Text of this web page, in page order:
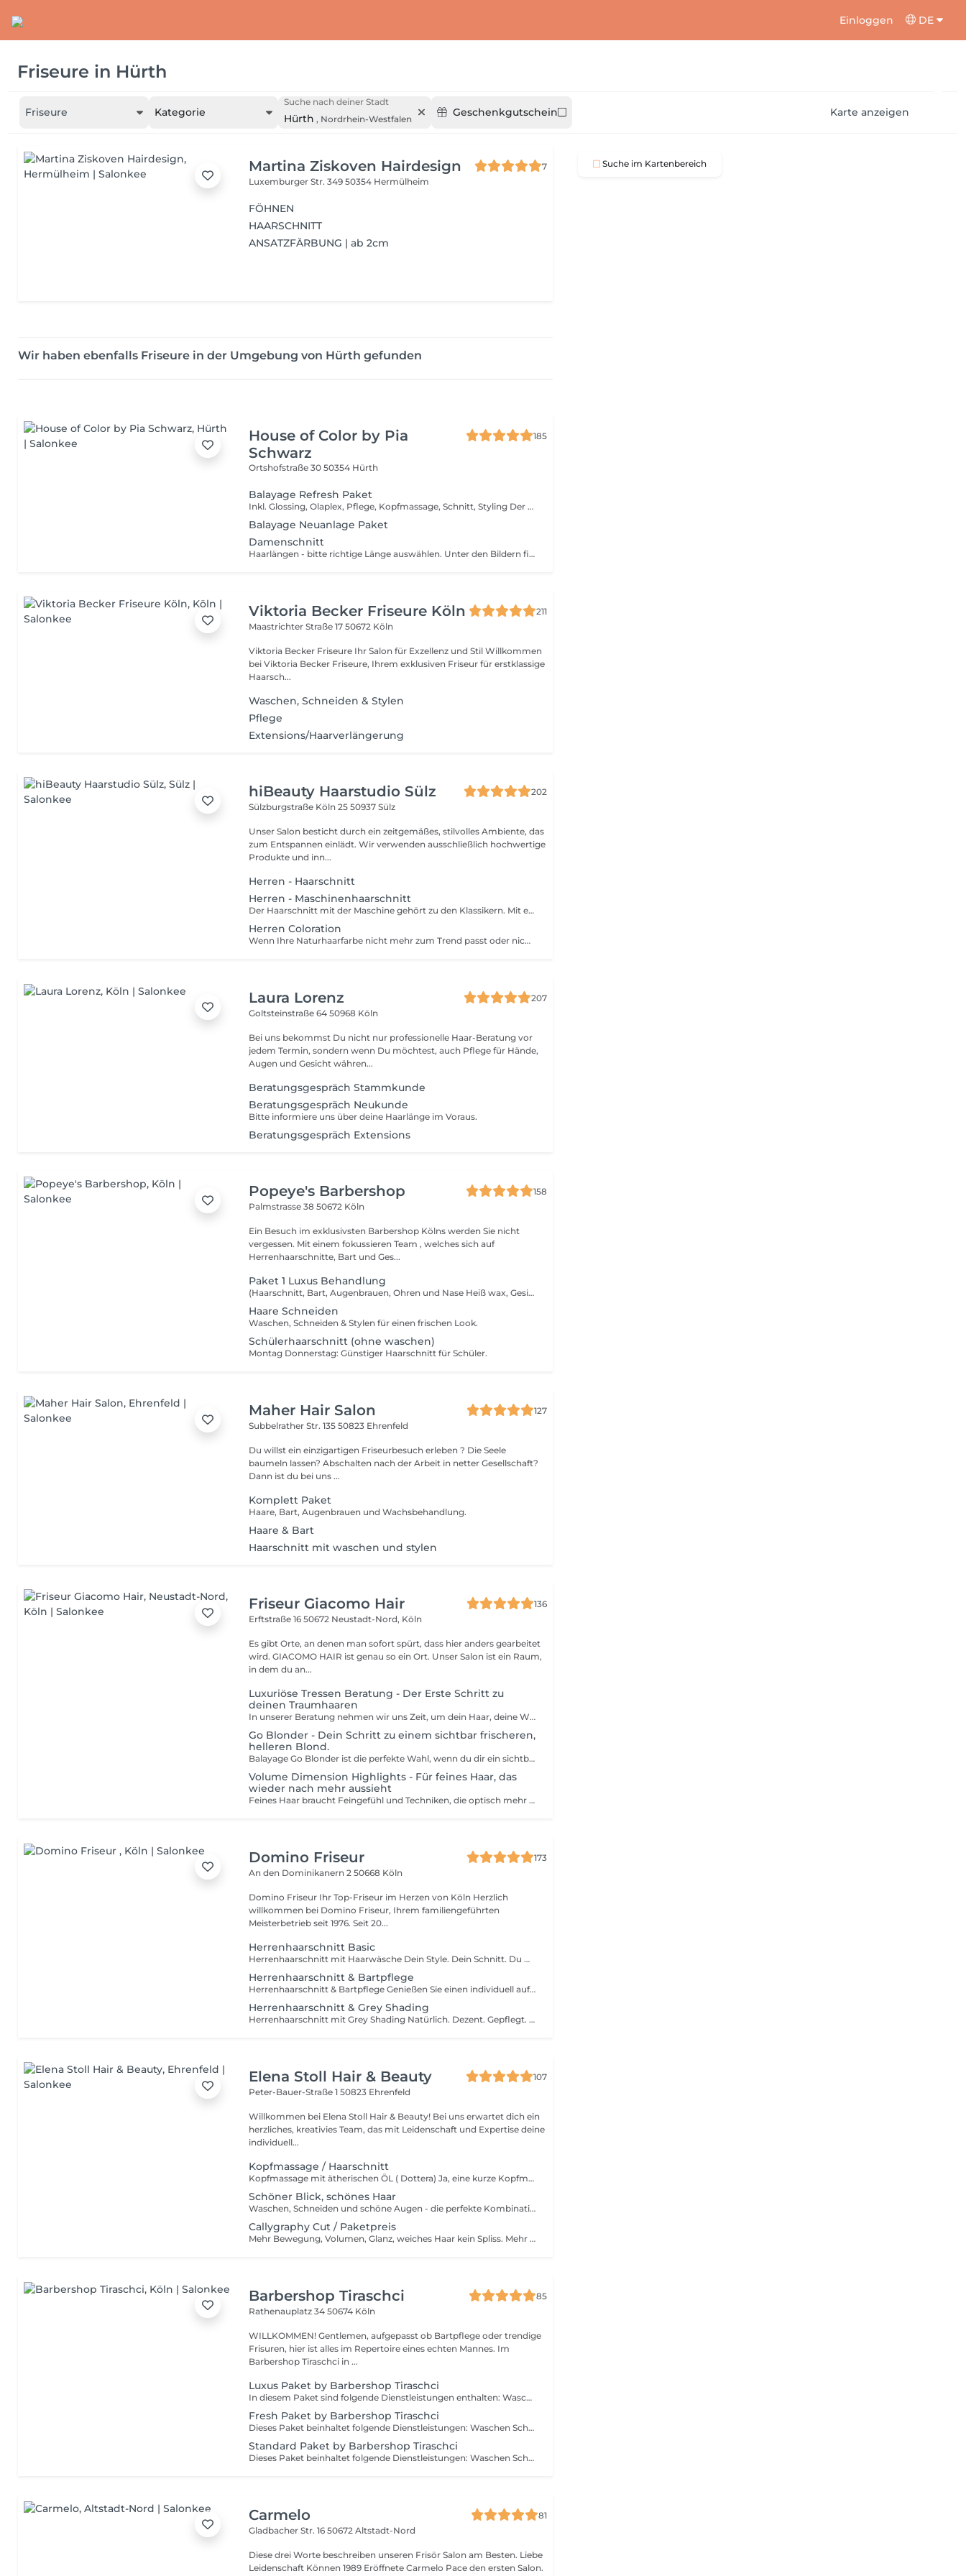
Einloggen DE
Friseure in Hürth
Friseure Kategorie
Suche nach deiner Stadt
Hürth , Nordrhein-Westfalen
Geschenkgutschein Karte anzeigen
Martina Ziskoven Hairdesign
7
Luxemburger Str. 34950354 Hermülheim
FÖHNEN
HAARSCHNITT
ANSATZFÄRBUNG | ab 2cm
Wir haben ebenfalls Friseure in der Umgebung von Hürth gefunden
House of Color by Pia
Schwarz
185
Ortshofstraße 3050354 Hürth
Balayage Refresh Paket
Inkl. Glossing, Olaplex, Pflege, Kopfmassage, Schnitt, Styling Der Preis kann variieren, je nach Haarlänge-, und dicke
Balayage Neuanlage Paket
Damenschnitt
Haarlängen - bitte richtige Länge auswählen. Unter den Bildern findest Du eine Skizze zur richtigen Auswahl der Haarlänge. KURZ - Ohren frei -Haare enden oberhalb der Ohren -Berühren das Ohr nicht - maximal aufliegend (Bsp: Pixie, sehr kurze Schnitte) MITTEL -Haare von Ohrhöhe bis oberhalb der Brust (GEMESSEN AM RÜCKEN) LANG - Ab Mitte der Brust -Haarlänge ab Mitte der Brust (GEMESSEN AM RÜCKEN) Unsere Preise verstehen sich als "ab"-Preise und richten sich nach Haarlänge, -dichte und Aufwand. Gerne beraten wir dich individuell vor Ort, um dir den genauen Preis vor Beginn der Behandlung mitzuteilen. Bei allen Haarschnitten ist ein professionelles Styling (Föhnen/Glätten/Locken) inklusive - für ein rundum gepflegtes Finish. Ausnahme bei der Dienstleistung ( Ohren frei ) - trocken föhnen. Hier handelt es sich um einen Kurzhaarschnitt der nur trocken geföhnt wird und ein Finish bekommt.
Viktoria Becker Friseure Köln
211
Maastrichter Straße 1750672 Köln
Viktoria Becker Friseure Ihr Salon für Exzellenz und Stil Willkommen
bei Viktoria Becker Friseure, Ihrem exklusiven Friseur für erstklassige
Haarsch...
Waschen, Schneiden & Stylen
Pflege
Extensions/Haarverlängerung
hiBeauty Haarstudio Sülz
202
Sülzburgstraße Köln 2550937 Sülz
Unser Salon besticht durch ein zeitgemäßes, stilvolles Ambiente, das
zum Entspannen einlädt. Wir verwenden ausschließlich hochwertige
Produkte und inn...
Herren - Haarschnitt
Herren - Maschinenhaarschnitt
Der Haarschnitt mit der Maschine gehört zu den Klassikern. Mit einer genauen Einstellung der Millimeterzahl können Schnitte präzise ausgeführt werden und sorgen für eine einheitliche Frisur. Das ist nicht der einzige Vorteil des Maschinenhaarschnitts, er beansprucht außerdem weniger Zeit und hilft dabei, die Gesichtszüge stärker zu definieren.
Herren Coloration
Wenn Ihre Naturhaarfarbe nicht mehr zum Trend passt oder nicht optimal zu Ihrem Typ passt, haben die Colorationsexperten die perfekte Lösung für Sie. Damit das Ergebnis herausragend wird, ist es wichtig, zunächst eine passende Farbwahl zu treffen und das richtige Produkt zu verwenden. Bei Farbbehandlungen sollte stets ein erfahrener Fachmann ans Werk gehen.
Laura Lorenz
207
Goltsteinstraße 6450968 Köln
Bei uns bekommst Du nicht nur professionelle Haar-Beratung vor
jedem Termin, sondern wenn Du möchtest, auch Pflege für Hände,
Augen und Gesicht währen...
Beratungsgespräch Stammkunde
Beratungsgespräch Neukunde
Bitte informiere uns über deine Haarlänge im Voraus.
Beratungsgespräch Extensions
Popeye's Barbershop
158
Palmstrasse 3850672 Köln
Ein Besuch im exklusivsten Barbershop Kölns werden Sie nicht
vergessen. Mit einem fokussieren Team , welches sich auf
Herrenhaarschnitte, Bart und Ges...
Paket 1 Luxus Behandlung
(Haarschnitt, Bart, Augenbrauen, Ohren und Nase Heiß wax, Gesichtsmaske) Exklusive Pflege mit Gesichtsmaske für ein frisches und gepflegtes Aussehen.
Haare Schneiden
Waschen, Schneiden & Stylen für einen frischen Look.
Schülerhaarschnitt (ohne waschen)
Montag Donnerstag: Günstiger Haarschnitt für Schüler.
Maher Hair Salon
127
Subbelrather Str. 13550823 Ehrenfeld
Du willst ein einzigartigen Friseurbesuch erleben ? Die Seele
baumeln lassen? Abschalten nach der Arbeit in netter Gesellschaft?
Dann ist du bei uns ...
Komplett Paket
Haare, Bart, Augenbrauen und Wachsbehandlung.
Haare & Bart
Haarschnitt mit waschen und stylen
Friseur Giacomo Hair
136
Erftstraße 1650672 Neustadt-Nord, Köln
Es gibt Orte, an denen man sofort spürt, dass hier anders gearbeitet
wird. GIACOMO HAIR ist genau so ein Ort. Unser Salon ist ein Raum,
in dem du an...
Luxuriöse Tressen Beratung - Der Erste Schritt zu
deinen Traumhaaren
In unserer Beratung nehmen wir uns Zeit, um dein Haar, deine Wünsche und deinen Stil kennenzulernen. Gemeinsam finden wir heraus, welche Länge, Dichte und Farbnuance zu dir passt. Dabei sind eine ausführliche Analyse deiner Haarstruktur, eine individuelle Farbanpassung, die Mengenbestimmung der passenden Tressen und eine transparente Preisberechnung bereits enthalten. Zum Abschluss erhältst du eine persönliche Pflege- und Alltagsempfehlung, damit du genau weißt, was dich erwartet und wie dein neues Haargefühl lange schön bleibt. So entsteht dein individueller Weg zur perfekten Haarverlängerung. Der Preis der Beratung wird bei Buchung der Haarverlängerung oder Haarverdichtung vollständig verrechnet.
Go Blonder - Dein Schritt zu einem sichtbar frischeren,
helleren Blond.
Balayage Go Blonder ist die perfekte Wahl, wenn du dir ein sichtbar helleres, frisches Blond wünschst ganz ohne harte Ansätze oder unnatürliche Kontraste. Mit modernen Freihandtechniken schaffen wir sanfte, fließende Farbverläufe, die dein Haar optisch aufhellen und gleichzeitig natürlich wirken lassen. Diese Behandlung ist ideal, wenn du bisher noch keine Balayage hattest oder dein letzter Farbservice mehr als sechs Monate zurückliegt. So entsteht ein harmonischer Neuanfang, der dein Haar in einem helleren, strahlenderen Ton erstrahlen lässt abgestimmt auf deine Haut, deinen Stil und deine Pflegebedürfnisse. Ein abschließendes Glossing veredelt das Ergebnis und schenkt deinem Haar unvergleichlichen Glanz, Geschmeidigkeit und Leuchtkraft.Zusätzlich sind ein individuell abgestimmter Haarschnitt, eine restrukturierende Pflegebehandlung und ein professionelles Wow-Styling inklusive damit dein neues Blond perfekt in Szene gesetzt wird und du dich rundum wohlfühlst. Nach der Behandlung spürst du Leichtigkeit, Frische und dieses besondere Selbstbewusstsein, das nur ein natürlich schönes Blond ausstrahlen kann.
Volume Dimension Highlights - Für feines Haar, das
wieder nach mehr aussieht
Feines Haar braucht Feingefühl und Techniken, die optisch mehr Fülle schaffen, ohne zu beschweren. Mit unserer Volume Dimension gestalten wir Volumen über Licht und Schatten: durch multidimensionale Farbtechniken, sanfte Übergänge und perfekt platzierte Reflexe, die dein Haar dichter und lebendiger wirken lassen. Der passende Schnitt sorgt für Bewegung und Stand so entsteht ein Look, der sichtbar voller wirkt und sich dennoch leicht anfühlt. Wir arbeiten besonders schonend, vor allem im Blondbereich: mit modernsten Bonding-Produkten, sanften Aufhellern und maximaler Pflege, um dein Haar zu schützen und gleichzeitig zu stärken. Inklusive sind eine individuelle Beratung für feines Haar, eine Farbtechnik mit optischem Volumeneffekt (z. B. Soft Balayage oder Micro-Highlights), ein präziser Schnitt für Leichtigkeit und Fülle, pflegende Produkte mit Bonding-Technologie sowie ein professionelles Finish & Styling. Das Ergebnis: mehr Tiefe, mehr Leuchtkraft, mehr Haargefühl ohne Kompromisse.
Domino Friseur
173
An den Dominikanern 250668 Köln
Domino Friseur Ihr Top-Friseur im Herzen von Köln Herzlich
willkommen bei Domino Friseur, Ihrem familiengeführten
Meisterbetrieb seit 1976. Seit 20...
Herrenhaarschnitt Basic
Herrenhaarschnitt mit Haarwäsche Dein Style. Dein Schnitt. Du wünschst dir einen Haarschnitt, der perfekt zu dir und deinem Stil passt? Mit persönlicher Beratung, präziser Schnitttechnik und einem professionellen Styling schaffen wir einen Look, der individuell auf dich abgestimmt ist. Für einen entspannten Friseurbesuch starten wir mit einer wohltuenden Haarwäsche. Das erwartet dich Persönliche Beratung Entspannende Haarwäsche Individuell auf dich abgestimmter Herrenhaarschnitt Professionelles Styling Nicht die richtige Wahl, wenn … du einen Maschinenschnitt in einer einheitlichen Haarlänge zwischen 0 mm und 20 mm möchtest. In diesem Fall empfehlen wir dir unseren Maschinenhaarschnitt.
Herrenhaarschnitt & Bartpflege
Herrenhaarschnitt & Bartpflege Genießen Sie einen individuell auf Sie abgestimmten Herrenhaarschnitt – mit persönlicher Beratung, präziser Schnitttechnik und einem professionellen Styling für einen gepflegten, modernen Look. Für ein rundum harmonisches Erscheinungsbild ergänzen wir Ihren Haarschnitt durch eine professionelle Bartpflege. Ihr Bart wird gleichmäßig auf eine Länge zwischen 2 mm und 20 mm getrimmt. Anschließend werden die Konturen präzise ausgearbeitet und harmonisch an Ihre Gesichtsform angepasst – für ein sauberes und gepflegtes Ergebnis. Die Bartpflege erfolgt ausschließlich mit professionellen Haarschneidemaschinen und Trimmern. Eine Konturen- oder Nassrasur mit dem Messer ist nicht Bestandteil dieser Dienstleistung. Geeignet für: Herren, die ihren Haarschnitt mit einer professionellen Bartpflege und präzise gepflegten Konturen kombinieren möchten. Nicht geeignet für: Komplette Nassrasuren oder Konturenrasuren mit dem Messer.
Herrenhaarschnitt & Grey Shading
Herrenhaarschnitt mit Grey Shading Natürlich. Dezent. Gepflegt. Du möchtest graue Haare unauffällig kaschieren, ohne künstlich oder gefärbt auszusehen? Mit einem individuell auf dich abgestimmten Herrenhaarschnitt und unserem Grey Shading sorgen wir für ein natürliches, dezentes Farbergebnis und einen sichtbar frischeren Look. Das erwartet dich Persönliche Beratung Entspannende Haarwäsche Individuell auf dich abgestimmter Herrenhaarschnitt Grey Shading zur natürlichen Kaschierung grauer Haare Professionelles Styling Nicht die richtige Wahl, wenn … du dir eine vollständige oder deutlich sichtbare Haarfarbe wünschst. Grey Shading sorgt für eine dezente und natürliche Kaschierung grauer Haare – ohne den Eindruck einer klassischen Coloration.
Elena Stoll Hair & Beauty
107
Peter-Bauer-Straße 150823 Ehrenfeld
Willkommen bei Elena Stoll Hair & Beauty! Bei uns erwartet dich ein
herzliches, kreativies Team, das mit Leidenschaft und Expertise deine
individuell...
Kopfmassage / Haarschnitt
Kopfmassage mit ätherischen ÖL ( Dottera) Ja, eine kurze Kopfmassage vom Friseur kann wirklich entspannend sein. Die sanfte Massage mit individuelle Duftnote fördert die Durchblutung und löst Verspannungen. Inklusive personalisiertem Haarschnitt für Entspannung und Pflege in einem Termin.
Schöner Blick, schönes Haar
Waschen, Schneiden und schöne Augen - die perfekte Kombination für einen frischen ,Auftritt mit natürlicher Ausstrahlung.
Callygraphy Cut / Paketpreis
Mehr Bewegung, Volumen, Glanz, weiches Haar kein Spliss. Mehr Informationen www.elenastoll.de Beinhaltet waschen individuelle Pflege Callygraphy Cut & fönen. Immer inklusive: Persönliche Beratung Haarschnitt Styling Hochwertige Pflegeprodukte
Barbershop Tiraschci
85
Rathenauplatz 3450674 Köln
WILLKOMMEN! Gentlemen, aufgepasst ob Bartpflege oder trendige
Frisuren, hier ist alles im Repertoire eines echten Mannes. Im
Barbershop Tiraschci in ...
Luxus Paket by Barbershop Tiraschci
In diesem Paket sind folgende Dienstleistungen enthalten: Waschen Schneiden Föhnen Bartrasur Augenbrauen zupfen Gesichtsmaske
Fresh Paket by Barbershop Tiraschci
Dieses Paket beinhaltet folgende Dienstleistungen: Waschen Schneiden Stylen Bartrasur Augenbrauen
Standard Paket by Barbershop Tiraschci
Dieses Paket beinhaltet folgende Dienstleistungen: Waschen Schneiden Föhnen Bartrasur
Carmelo
81
Gladbacher Str. 1650672 Altstadt-Nord
Diese drei Worte beschreiben unseren Frisör Salon am Besten. Liebe
Leidenschaft Können 1989 Eröffnete Carmelo Pace den ersten Salon.
Suche im Kartenbereich